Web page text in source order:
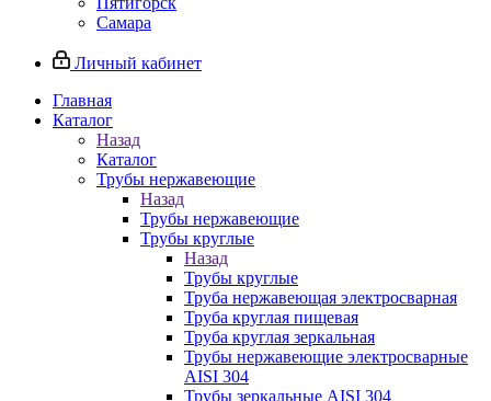
Самара
Личный кабинет
Главная
Каталог
Назад
Каталог
Трубы нержавеющие
Назад
Трубы нержавеющие
Трубы круглые
Назад
Трубы круглые
Труба нержавеющая электросварная
Труба круглая пищевая
Труба круглая зеркальная
Трубы нержавеющие электросварные
AISI 304
Трубы зеркальные AISI 304